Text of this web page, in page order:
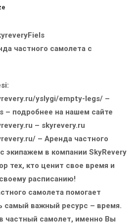
частного самолета с
yslygi/empty-legs/ –
– подробнее на нашем сайте
– skyrevery.ru
– Аренда частного
экипажем в компании SkyRevery
тех, кто ценит свое время и
расписанию!
самолета помогает
самый важный ресурс – время.
частный самолет, именно Вы